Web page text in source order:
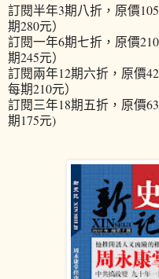
訂閱半年3期八折，原價
期280元）
訂閱一年6期七折，原價
期245元）
訂閱兩年12期六折，原價
每期210元）
訂閱三年18期五折，原價
期175元)